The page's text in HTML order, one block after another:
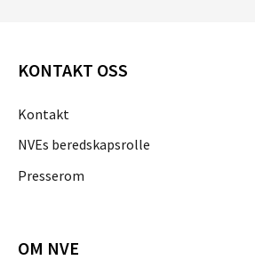
KONTAKT OSS
Kontakt
NVEs beredskapsrolle
Presserom
OM NVE